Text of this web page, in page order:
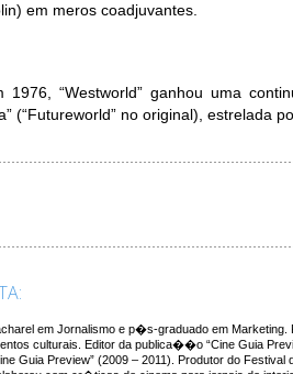
em meros coadjuvantes.
“Westworld” ganhou uma
(“Futureworld” no original), estrelada
em Jornalismo e p�s-graduado em Marketing.
culturais. Editor da publica��o “Cine Guia
Guia Preview” (2009 – 2011). Produtor do Festival